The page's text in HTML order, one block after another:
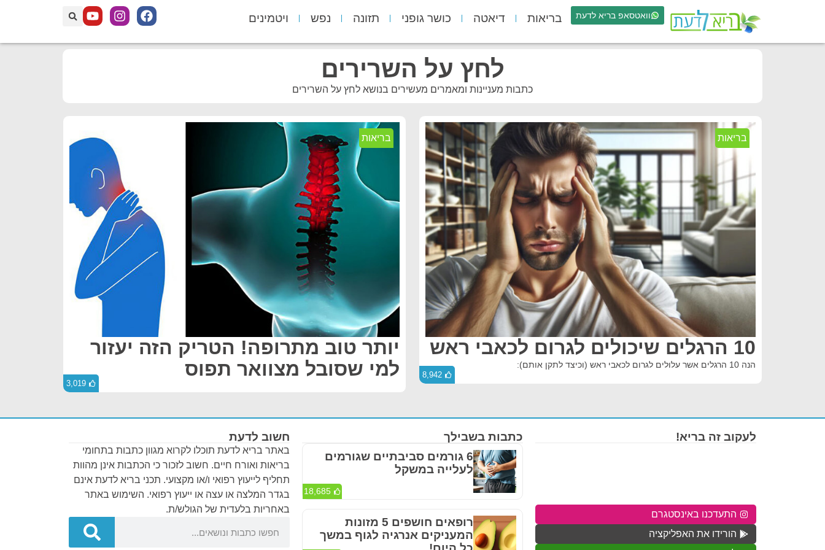
וואטסאפ בריא לדעת בריאות דיאטה כושר גופני תזונה נפש ויטמינים
לחץ על השרירים
כתבות מעניינות ומאמרים מעשירים בנושא לחץ על השרירים
בריאות
10 הרגלים שיכולים לגרום לכאבי ראש
הנה 10 הרגלים אשר עלולים לגרום לכאבי ראש (וכיצד לתקן אותם):
8,942
בריאות
יותר טוב מתרופה! הטריק הזה יעזור
למי שסובל מצוואר תפוס
3,019
חשוב לדעת
באתר בריא לדעת תוכלו לקרוא מגוון כתבות בתחומי
בריאות ואורח חיים. חשוב לזכור כי הכתבות אינן מהוות
תחליף לייעוץ רפואי ו/או מקצועי. תכני בריא לדעת אינם
בגדר המלצה או עצה או ייעוץ רפואי. השימוש באתר
באחריות בלעדית של הגולש/ת.
כתבות בשבילך
6 גורמים סביבתיים שגורמים
לעלייה במשקל
18,685
רופאים חושפים 5 מזונות
המעניקים אנרגיה לגוף במשך
לעקוב זה בריא!
התעדכנו באינסטגרם
הורידו את האפליקציה